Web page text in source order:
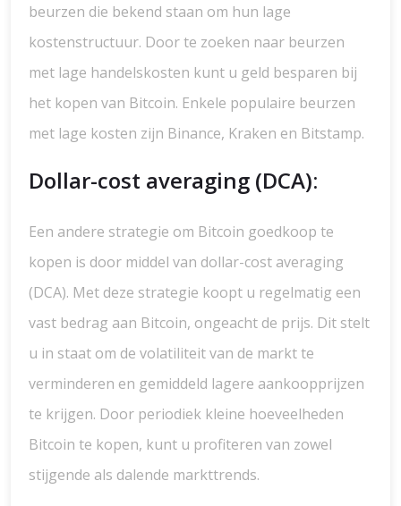
beurzen die bekend staan om hun lage
kostenstructuur. Door te zoeken naar beurzen
met lage handelskosten kunt u geld besparen bij
het kopen van Bitcoin. Enkele populaire beurzen
met lage kosten zijn Binance, Kraken en Bitstamp.
Dollar-cost averaging (DCA):
Een andere strategie om Bitcoin goedkoop te
kopen is door middel van dollar-cost averaging
(DCA). Met deze strategie koopt u regelmatig een
vast bedrag aan Bitcoin, ongeacht de prijs. Dit stelt
u in staat om de volatiliteit van de markt te
verminderen en gemiddeld lagere aankoopprijzen
te krijgen. Door periodiek kleine hoeveelheden
Bitcoin te kopen, kunt u profiteren van zowel
stijgende als dalende markttrends.